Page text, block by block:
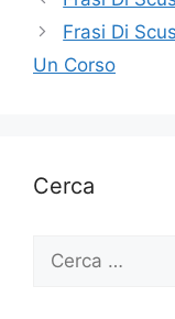
Frasi Di
Un Corso
Cerca
per: